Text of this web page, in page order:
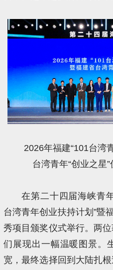
2026年福建“101台湾
台湾青年“创业之星
在第二十四届海峡青
台湾青年创业扶持计划”暨
秀项目颁奖仪式举行。两
们展现出一幅温暖图景。
宽，最终选择回到大陆扎